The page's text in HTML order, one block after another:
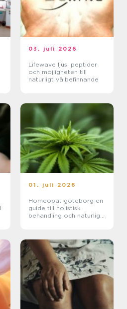
03. juli 2026
Lifewave ljus, peptider
och möjligheten till
naturligt välbefinnande
01. juli 2026
Homeopat göteborg en
guide till holistisk
behandling och naturlig